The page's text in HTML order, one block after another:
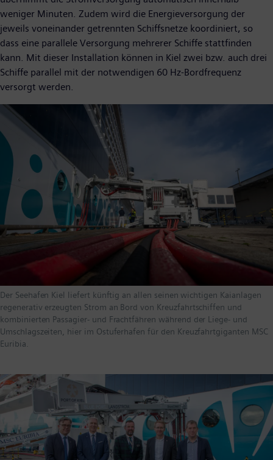
weniger Minuten. Zudem wird die Energieversorgung der
jeweils voneinander getrennten Schiffsnetze koordiniert, so
dass eine parallele Versorgung mehrerer Schiffe stattfinden
kann. Mit dieser Installation können in Kiel zwei bzw. auch drei
Schiffe parallel mit der notwendigen 60 Hz-Bordfrequenz
versorgt werden.
Der Seehafen Kiel liefert künftig an allen seinen wichtigen Kaianlagen
regenerativ erzeugten Strom an Bord von Kreuzfahrtschiffen und
kombinierten Passagier- und Frachtfähren während der Liege- und
Umschlagszeiten, hier im Ostuferhafen für den Kreuzfahrtgiganten MSC
Euribia.